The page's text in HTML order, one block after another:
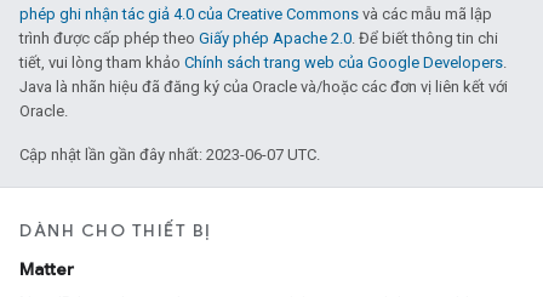
phép ghi nhận tác giả 4.0 của Creative Commons và các mẫu mã lập
trình được cấp phép theo Giấy phép Apache 2.0. Để biết thông tin chi
tiết, vui lòng tham khảo Chính sách trang web của Google Developers.
Java là nhãn hiệu đã đăng ký của Oracle và/hoặc các đơn vị liên kết với
Oracle.
Cập nhật lần gần đây nhất: 2023-06-07 UTC.
DÀNH CHO THIẾT BỊ
Matter